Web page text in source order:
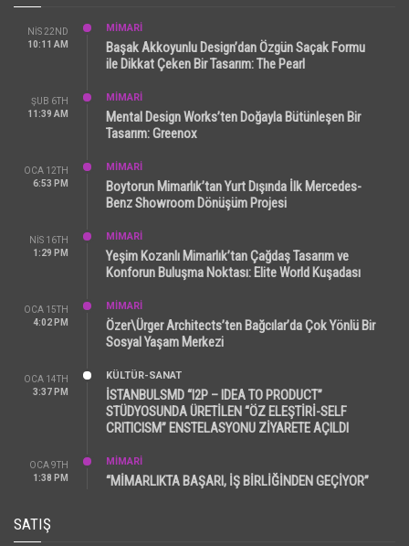
NIS 22ND
10:11 AM
MİMARİ
Başak Akkoyunlu Design’dan Özgün Saçak Formu
ile Dikkat Çeken Bir Tasarım: The Pearl
ŞUB 6TH
11:39 AM
MİMARİ
Mental Design Works’ten Doğayla Bütünleşen Bir
Tasarım: Greenox
OCA 12TH
6:53 PM
MİMARİ
Boytorun Mimarlık’tan Yurt Dışında İlk Mercedes-
Benz Showroom Dönüşüm Projesi
NIS 16TH
1:29 PM
MİMARİ
Yeşim Kozanlı Mimarlık’tan Çağdaş Tasarım ve
Konforun Buluşma Noktası: Elite World Kuşadası
OCA 15TH
4:02 PM
MİMARİ
Özer\Ürger Architects’ten Bağcılar’da Çok Yönlü Bir
Sosyal Yaşam Merkezi
OCA 14TH
3:37 PM
KÜLTÜR-SANAT
İSTANBULSMD “I2P – IDEA TO PRODUCT”
STÜDYOSUNDA ÜRETİLEN “ÖZ ELEŞTİRİ-SELF
CRITICISM” ENSTELASYONU ZİYARETE AÇILDI
OCA 9TH
1:38 PM
MİMARİ
“MİMARLIKTA BAŞARI, İŞ BİRLİĞİNDEN GEÇİYOR”
SATIŞ